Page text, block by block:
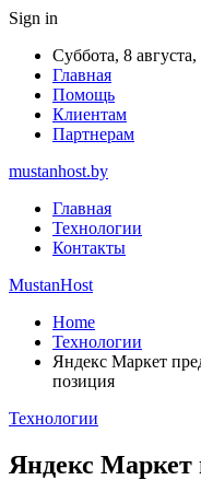
Sign in
Суббота, 8
Главная
Помощь
Клиентам
Партнерам
mustanhost.by
Главная
Технологии
Контакты
MustanHost
Home
Технологии
Яндекс Маркет
позиция
Технологии
Яндекс Маркет